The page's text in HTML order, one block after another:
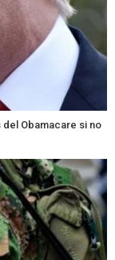
Obamacare si no